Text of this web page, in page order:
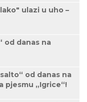
ulazi u uho –
od danas na
od danas na
pjesmu „Igrice“!